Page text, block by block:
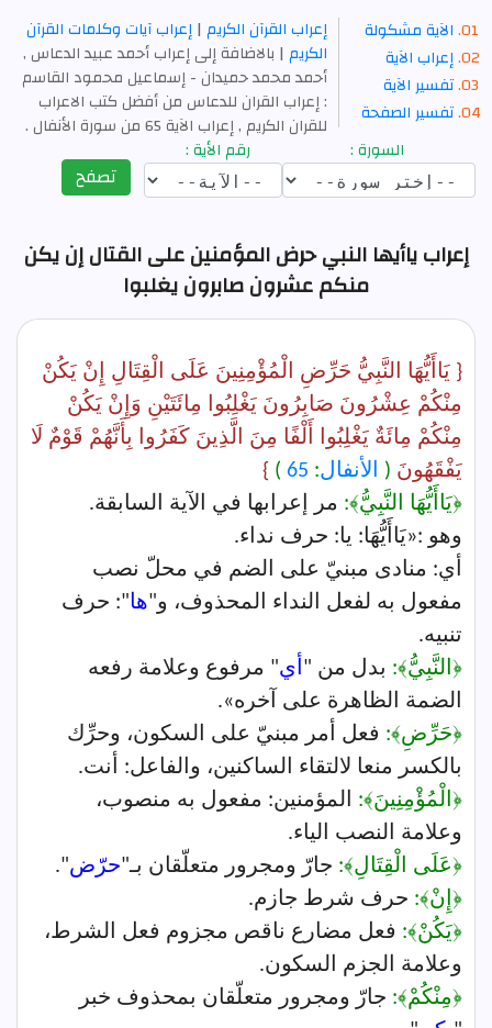
الآية مشكولة
إعراب الآية
تفسير الآية
تفسير الصفحة
إعراب القرآن الكريم |إعراب آيات وكلمات القرآن
الكريم | بالاضافة إلى إعراب أحمد عبيد الدعاس ,
أحمد محمد حمیدان - إسماعیل محمود القاسم
: إعراب القران للدعاس من أفضل كتب الاعراب
للقران الكريم , إعراب الآية 65 من سورة الأنفال .
السورة :
رقم الأية :
تصفح
إعراب ياأيها النبي حرض المؤمنين على القتال إن يكن
منكم عشرون صابرون يغلبوا
{ يَاأَيُّهَا النَّبِيُّ حَرِّضِ الْمُؤْمِنِينَ عَلَى الْقِتَالِ إِنْ يَكُنْ
مِنْكُمْ عِشْرُونَ صَابِرُونَ يَغْلِبُوا مِائَتَيْنِ وَإِنْ يَكُنْ
مِنْكُمْ مِائَةٌ يَغْلِبُوا أَلْفًا مِنَ الَّذِينَ كَفَرُوا بِأَنَّهُمْ قَوْمٌ لَا
يَفْقَهُونَ ( الأنفال:
65
)
}
﴿يَاأَيُّهَا النَّبِيُّ﴾: مر إعرابها في الآية السابقة.
وهو :«يَاأَيُّهَا: يا: حرف نداء.
أي: منادى مبنيّ على الضم في محلّ نصب
مفعول به لفعل النداء المحذوف، و"ها": حرف
تنبيه.
﴿النَّبِيُّ﴾: بدل من "أي" مرفوع وعلامة رفعه
الضمة الظاهرة على آخره».
﴿حَرِّضِ﴾: فعل أمر مبنيّ على السكون، وحرِّك
بالكسر منعا لالتقاء الساكنين، والفاعل: أنت.
﴿الْمُؤْمِنِينَ﴾: المؤمنين: مفعول به منصوب،
وعلامة النصب الياء.
﴿عَلَى الْقِتَالِ﴾: جارّ ومجرور متعلّقان بـ"حرّض".
﴿إِنْ﴾: حرف شرط جازم.
﴿يَكُنْ﴾: فعل مضارع ناقص مجزوم فعل الشرط،
وعلامة الجزم السكون.
﴿مِنْكُمْ﴾: جارّ ومجرور متعلّقان بمحذوف خبر